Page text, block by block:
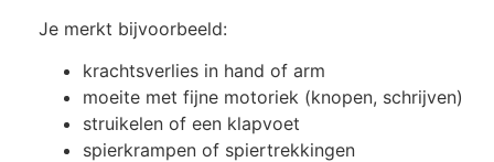
Je merkt bijvoorbeeld:
krachtsverlies in hand of arm
moeite met fijne motoriek (knopen, schrijven)
struikelen of een klapvoet
spierkrampen of spiertrekkingen